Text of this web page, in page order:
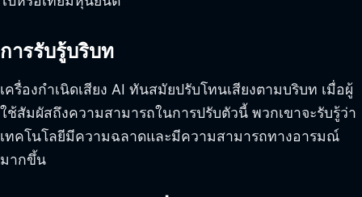
การรับรู้บริบท
เครื่องกำเนิดเสียง AI ทันสมัยปรับโทนเสียงตามบริบท เมื่อผู้
ใช้สัมผัสถึงความสามารถในการปรับตัวนี้ พวกเขาจะรับรู้ว่า
เทคโนโลยีมีความฉลาดและมีความสามารถทางอารมณ์
มากขึ้น